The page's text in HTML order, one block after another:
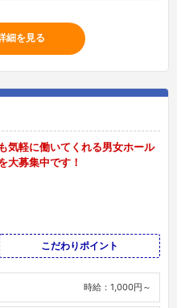
細を見る
気軽に働いてくれる男女ホール
大募集中です！
こだわりポイント
時給：1,000円～